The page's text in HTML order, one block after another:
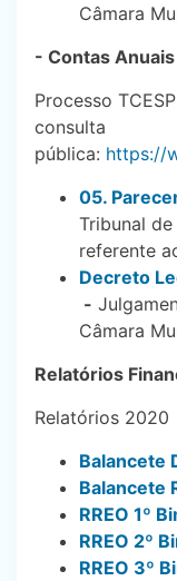
Câmara
- Contas
Processo
consulta
pública: https://
05.
Tribunal
referente
Decreto
-
Câmara
Relatórios
Relatórios 2020
Balancete
Balancete
RREO 1º
RREO 2º
RREO 3º